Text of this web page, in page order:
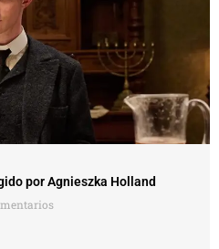
por Agnieszka Holland